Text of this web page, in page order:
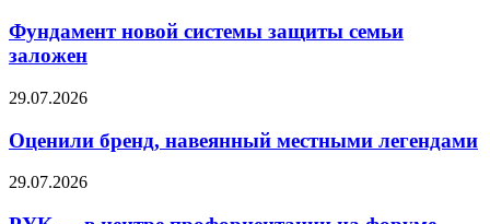
Фундамент новой системы защиты семьи
заложен
29.07.2026
Оценили бренд, навеянный местными легендами
29.07.2026